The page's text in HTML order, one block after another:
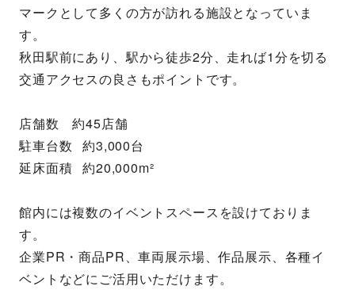
マークとして多くの方が訪れる施設となっていま
す。
秋田駅前にあり、駅から徒歩2分、走れば1分を切る
交通アクセスの良さもポイントです。
店舗数　約45店舗
駐車台数	約3,000台
延床面積	約20,000m²
館内には複数のイベントスペースを設けておりま
す。
企業PR・商品PR、車両展示場、作品展示、各種イ
ベントなどにご活用いただけます。